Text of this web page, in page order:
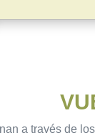
a través de